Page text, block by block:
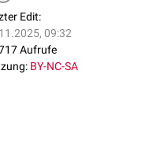
Edit:
09:32
Aufrufe
BY-NC-SA